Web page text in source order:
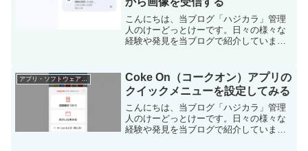
こんにちは、当ブログ「ハジカラ」管理
人のけーどっとけーです。日々の様々な
経験や発見を当ブログで紹介していま
す。今回は、Windows用ニアバイシェア
を使って近くのAndr...
Coke On（コークオン）アプリの
クイックメニューを設定してみる
こんにちは、当ブログ「ハジカラ」管理
人のけーどっとけーです。日々の様々な
経験や発見を当ブログで紹介していま